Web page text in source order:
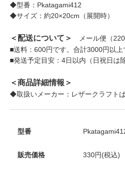
◆型番：Pkatagami412
◆サイズ：約20×20cm（展開時）
＜配送について＞
メール便（220
■送料：600円です。合計3000円以上
■発送予定目安：4日以内（日祝日は除
＜商品詳細情報＞
◆取扱いメーカー：レザークラフト
型番
販売価格 330円(税込)